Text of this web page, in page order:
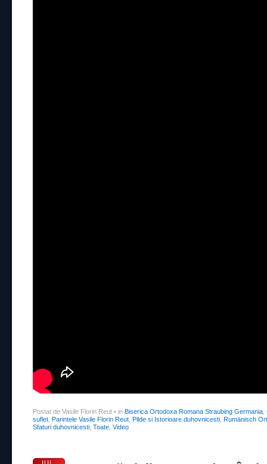
Postat de Vasile Florin Reut • in Biserica Ortodoxa Romana Straubing Germania
suflet
Parintele Vasile Florin Reut Pilde si Istorioare duhovnicesti
Rumänisch
Sfaturi duhovnicesti Toate Video